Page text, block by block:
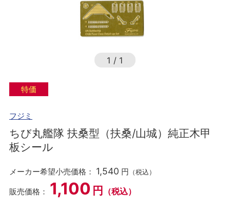
1 / 1
特価
フジミ
ちび丸艦隊 扶桑型（扶桑/山城）純正木甲
板シール
メーカー希望小売価格： 1,540 円 （税込）
販売価格： 1,100 円 （税込）